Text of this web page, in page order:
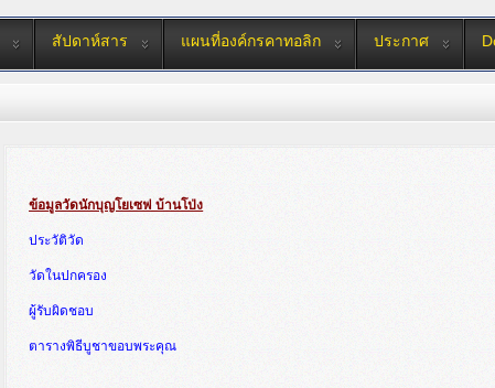
สัปดาห์สาร แผนที่องค์กรคาทอลิก ประกาศ
ข้อมูลวัดนักบุญโยเซฟ บ้านโป่ง
ประวัติวัด
วัดในปกครอง
ผู้รับผิดชอบ
ตารางพิธีบูชาขอบพระคุณ